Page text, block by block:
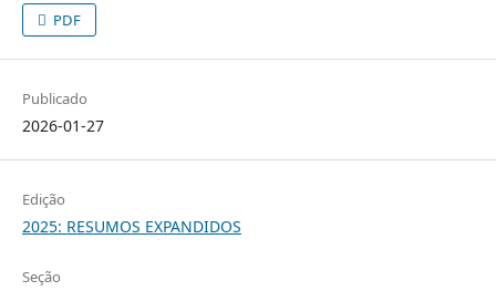
PDF
Publicado
2026-01-27
Edição
2025: RESUMOS EXPANDIDOS
Seção